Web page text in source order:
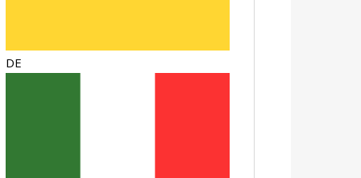
DE